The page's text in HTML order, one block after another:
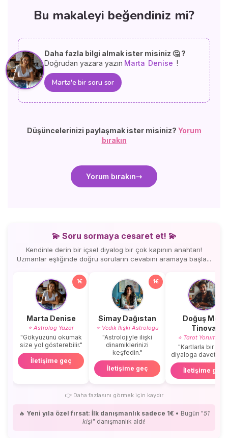
Bu makaleyi beğendiniz mi?
Daha fazla bilgi almak ister misiniz 🤔 ?
Doğrudan yazara yazın Marta Denise !
Marta'e bir soru sor
Düşüncelerinizi paylaşmak ister misiniz? Yorum
bırakın
Yorum bırakın
💫 Soru sormaya cesaret et! 💫
Kendinle derin bir içsel diyalog bir çok kapının anahtarı!
Uzmanlar eşliğinde doğru soruların cevabını aramaya başla...
1€
Marta Denise
⭐ Astrolog Yazar
"Gökyüzünü okumak
size yol gösterebilir."
İletişime geç
1€
Simay Dağıstan
⭐ Vedik İlişki Astrologu
"Astrolojiyle ilişki
dinamiklerinizi
keşfedin."
İletişime geç
Doğuş Mert
Tinova
⭐ Tarot
"Kartlarla bir
diyaloga
İletişime geç
👉Daha fazlasını görmek için kaydır
🔥 Yeni yıla özel fırsat: İlk danışmanlık sadece 1€ • Bugün "51
kişi" danışmanlık aldı!